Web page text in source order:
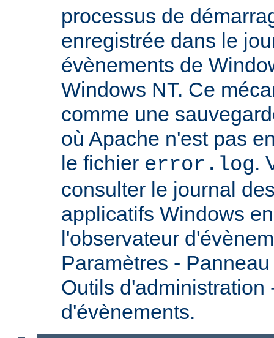
processus de
enregistrée dans le
évènements de
Windows NT. Ce
comme une
où Apache n'est pas
le fichier error.log.
consulter le journal
applicatifs Windows
l'observateur
Paramètres -
Outils d'administration
d'évènements.